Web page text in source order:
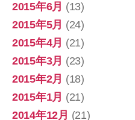
2015年6月 (13)
2015年5月 (24)
2015年4月 (21)
2015年3月 (23)
2015年2月 (18)
2015年1月 (21)
2014年12月 (21)